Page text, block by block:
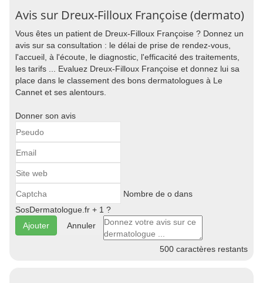
Avis sur Dreux-Filloux Françoise (dermato)
Vous êtes un patient de Dreux-Filloux Françoise ? Donnez un
avis sur sa consultation : le délai de prise de rendez-vous,
l'accueil, à l'écoute, le diagnostic, l'efficacité des traitements,
les tarifs ... Evaluez Dreux-Filloux Françoise et donnez lui sa
place dans le classement des bons dermatologues à Le
Cannet et ses alentours.
Donner son avis
Nombre de o dans
SosDermatologue.fr + 1 ?
Annuler
500 caractères restants